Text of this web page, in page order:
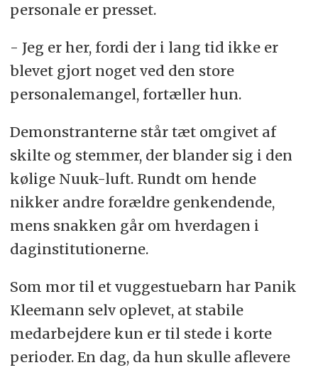
personale er presset.
- Jeg er her, fordi der i lang tid ikke er
blevet gjort noget ved den store
personalemangel, fortæller hun.
Demonstranterne står tæt omgivet af
skilte og stemmer, der blander sig i den
kølige Nuuk-luft. Rundt om hende
nikker andre forældre genkendende,
mens snakken går om hverdagen i
daginstitutionerne.
Som mor til et vuggestuebarn har Panik
Kleemann selv oplevet, at stabile
medarbejdere kun er til stede i korte
perioder. En dag, da hun skulle aflevere